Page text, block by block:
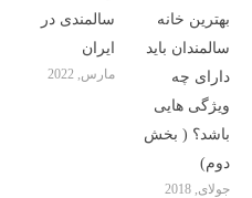
سالمندی در
ایران
مارس, 2022
بهترین خانه
سالمندان باید
دارای چه
ویژگی هایی
باشد؟ ( بخش
دوم)
جولای, 2018